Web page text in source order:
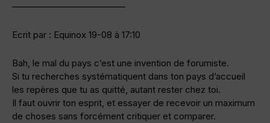
————————————–
Ecrit par : Equinox 19-08 à 17:10
Bah, le mal du pays c’est une invention de forumiste.
Si tu recherches systématiquent dans ton pays d’accueil
les repères que tu as quitté, autant rester chez toi.
Il faut ouvrir ton esprit, et essayer de recevoir un maximum
de choses sans forcément critiquer et comparer.